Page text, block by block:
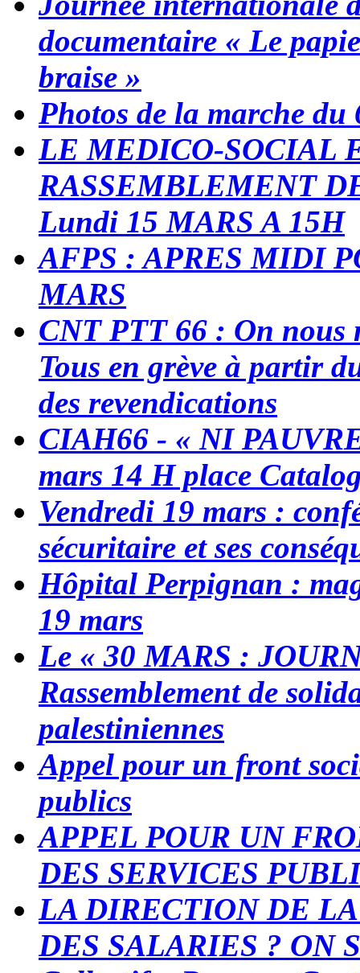
documentaire « Le
braise »
Photos de la marche du
LE MEDICO-SOCIAL
RASSEMBLEMENT
Lundi 15 MARS A 15H
AFPS : APRES MIDI
MARS
CNT PTT 66 : On nous
Tous en grève à partir
des revendications
CIAH66 - « NI
mars 14 H place
Vendredi 19 mars :
sécuritaire et ses
Hôpital Perpignan :
19 mars
Le « 30 MARS :
Rassemblement de
palestiniennes
Appel pour un front
publics
APPEL POUR UN
DES SERVICES
LA DIRECTION DE
DES SALARIES ? ON